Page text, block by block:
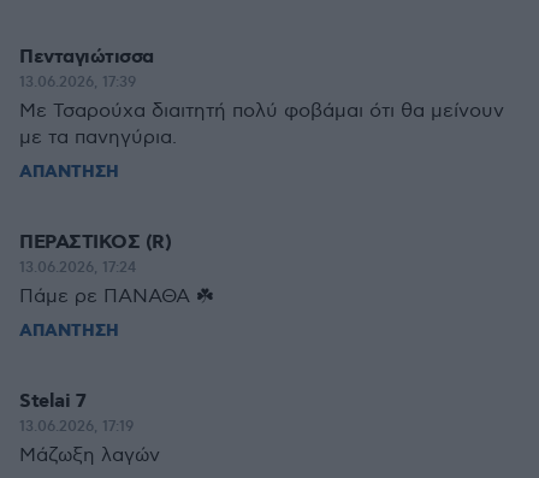
Πενταγιώτισσα
13.06.2026, 17:39
Με Τσαρούχα διαιτητή πολύ φοβάμαι ότι θα μείνουν
με τα πανηγύρια.
ΑΠΑΝΤΗΣΗ
ΠΕΡΑΣΤΙΚΟΣ (R)
13.06.2026, 17:24
Πάμε ρε ΠΑΝΑΘΑ ☘️
ΑΠΑΝΤΗΣΗ
Stelai 7
13.06.2026, 17:19
Μάζωξη λαγών